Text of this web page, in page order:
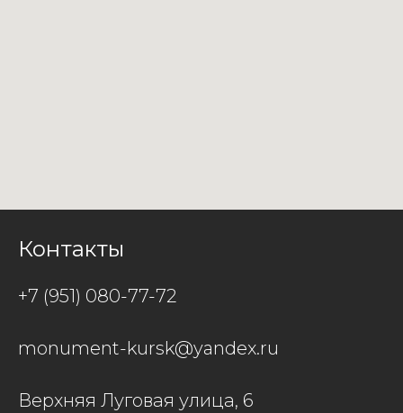
Контакты
+7 (951) 080-77-72
monument-kursk@yandex.ru
Верхняя Луговая улица, 6